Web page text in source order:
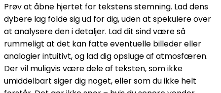
Prøv at åbne hjertet for tekstens stemning. Lad dens
dybere lag folde sig ud for dig, uden at spekulere over
at analysere den i detaljer. Lad dit sind være så
rummeligt at det kan fatte eventuelle billeder eller
analogier intuitivt, og lad dig opsluge af atmosfæren.
Der vil muligvis være dele af teksten, som ikke
umiddelbart siger dig noget, eller som du ikke helt